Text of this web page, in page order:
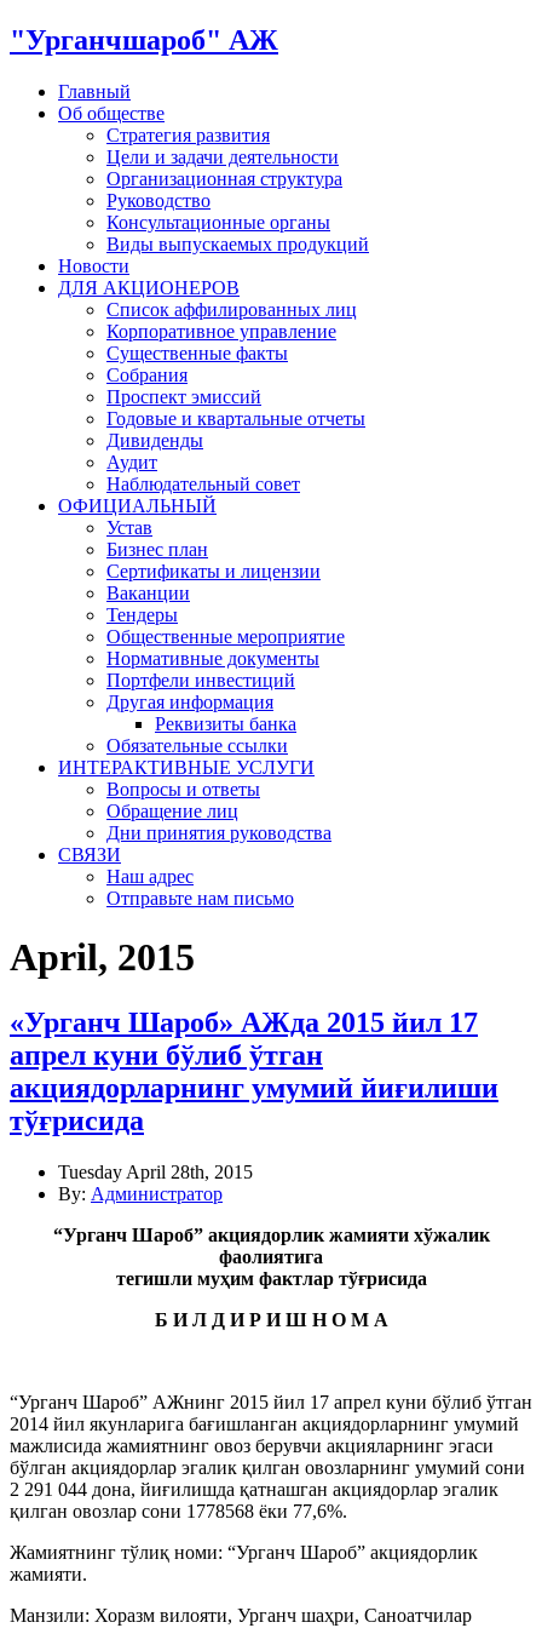
"Урганчшароб" АЖ
Главный
Об обществе
Стратегия развития
Цели и задачи деятельности
Организационная структура
Руководство
Консультационные органы
Виды выпускаемых продукций
Новости
ДЛЯ АКЦИОНЕРОВ
Список аффилированных лиц
Корпоративное управление
Существенные факты
Собрания
Проспект эмиссий
Годовые и квартальные отчеты
Дивиденды
Аудит
Наблюдательный совет
ОФИЦИАЛЬНЫЙ
Устав
Бизнес план
Сертификаты и лицензии
Ваканции
Тендеры
Общественные мероприятие
Нормативные документы
Портфели инвестиций
Другая информация
Реквизиты банка
Обязательные ссылки
ИНТЕРАКТИВНЫЕ УСЛУГИ
Вопросы и ответы
Обращение лиц
Дни принятия руководства
СВЯЗИ
Наш адрес
Отправьте нам письмо
April, 2015
«Урганч Шароб» АЖда 2015 йил 17
апрел куни бўлиб ўтган
акциядорларнинг умумий йиғилиши
тўғрисида
Tuesday April 28th, 2015
By: Администратор
“Урганч Шароб” акциядорлик жамияти хўжалик
фаолиятига
тегишли муҳим фактлар тўғрисида
Б И Л Д И Р И Ш Н О М А
“Урганч Шароб” АЖнинг 2015 йил 17 апрел куни бўлиб ўтган
2014 йил якунларига бағишланган акциядорларнинг умумий
мажлисида жамиятнинг овоз берувчи акцияларнинг эгаси
бўлган акциядорлар эгалик қилган овозларнинг умумий сони
2 291 044 дона, йиғилишда қатнашган акциядорлар эгалик
қилган овозлар сони 1778568 ёки 77,6%.
Жамиятнинг тўлиқ номи: “Урганч Шароб” акциядорлик
жамияти.
Манзили: Хоразм вилояти, Урганч шаҳри, Саноатчилар